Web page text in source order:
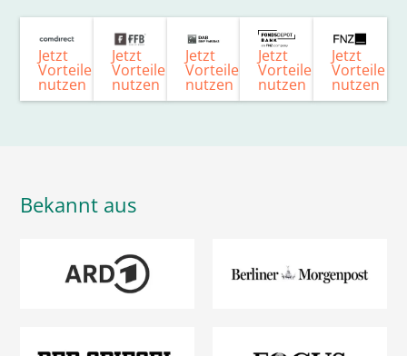
Jetzt
Vorteile
nutzen
Jetzt
Vorteile
nutzen
Jetzt
Vorteile
nutzen
Jetzt
Vorteile
nutzen
Jetzt
Vorteile
nutzen
Bekannt aus